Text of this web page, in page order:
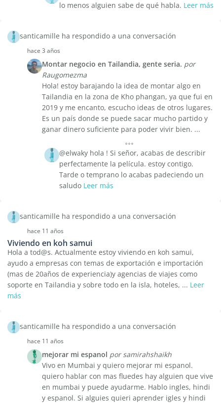
lo menos alguien sabe de qué habla. Leer más
santicamille ha respondido a una conversación
hace 3 años
Montar negocio en Tailandia, gente seria. por
Raugomezma
Hola! estoy barajando la idea de montar algo en
Tailandia en la zona de Kho phangan, ya que fui en
2019 y me encanto, escucho ideas de otros lugares.
Es un país donde se puede sacar mucho partido y
ganar dinero suficiente para poder vivir bien. ...
@elwaky hola ! Si señor, acabas de describir
perfectamente la película. estoy contigo.
Tarde o temprano lo acabas padeciendo un
saludo Leer más
santicamille ha respondido a una conversación
hace 11 años
Viviendo en koh samui
Hola a tod@s. Actualmente estoy viviendo en koh samui,
ayudo a empresas con temas de exportación e importación
(mas de 20años de experiencia)y agencias de viajes como
soporte en Tailandia y sobre todo en la isla, hoteles, ... Leer
más
santicamille ha respondido a una conversación
hace 11 años
mejorar mi espanol por samirahshaikh
Vivo en Mumbai y quiero mejorar mi espanol.
quiero hablar con mas fluedes hay alguien que vive
en mumbai y puede ayudarme. Hablo ingles, hindi
y espanol. Si alguies quieri aprender igles y hindi